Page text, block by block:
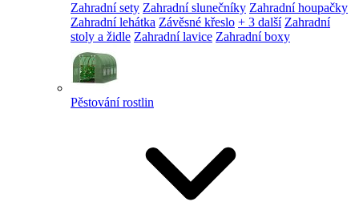
Zahradní sety Zahradní slunečníky Zahradní houpačky
Zahradní lehátka Závěsné křeslo + 3 další Zahradní
stoly a židle Zahradní lavice Zahradní boxy
Pěstování rostlin